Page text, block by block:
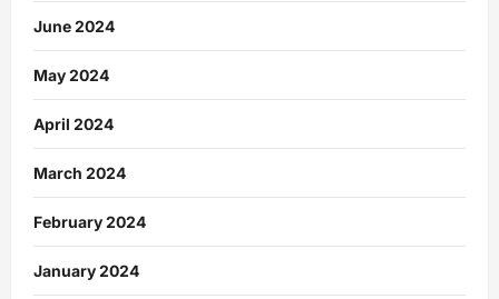
June 2024
May 2024
April 2024
March 2024
February 2024
January 2024